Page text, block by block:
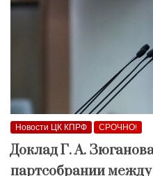
Новости ЦК КПРФ СРОЧНО!
Доклад Г. А.
партсобрании